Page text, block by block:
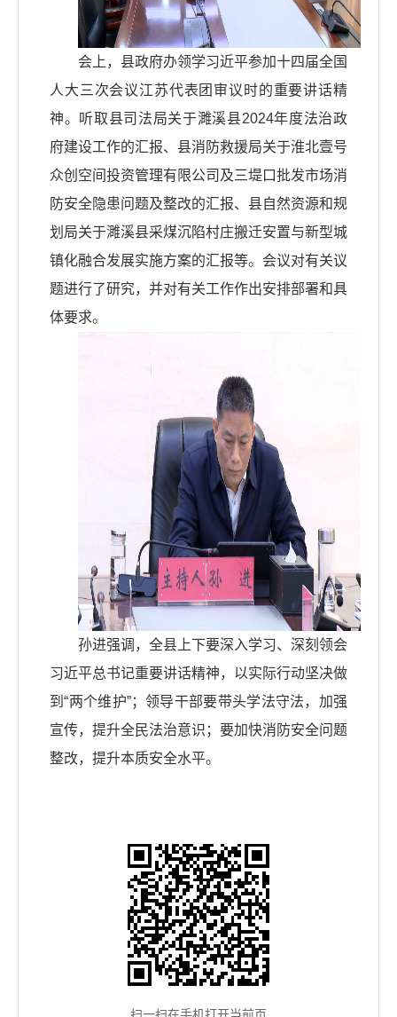
会上，县政府办领学习近平参加十四届全国
人大三次会议江苏代表团审议时的重要讲话精
神。听取县司法局关于濉溪县2024年度法治政
府建设工作的汇报、县消防救援局关于淮北壹号
众创空间投资管理有限公司及三堤口批发市场消
防安全隐患问题及整改的汇报、县自然资源和规
划局关于濉溪县采煤沉陷村庄搬迁安置与新型城
镇化融合发展实施方案的汇报等。会议对有关议
题进行了研究，并对有关工作作出安排部署和具
体要求。
孙进强调，全县上下要深入学习、深刻领会
习近平总书记重要讲话精神，以实际行动坚决做
到“两个维护”；领导干部要带头学法守法，加强
宣传，提升全民法治意识；要加快消防安全问题
整改，提升本质安全水平。